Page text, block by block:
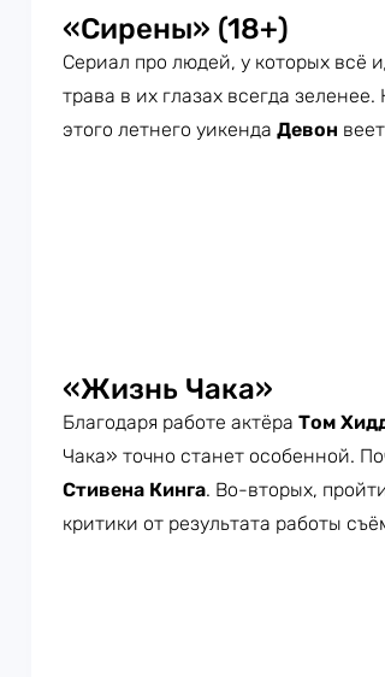
«Сирены» (18+)
Сериал про людей, у которых всё
трава в их глазах всегда
этого летнего уикенда Девон
«Жизнь Чака»
Благодаря работе актёра Том
Чака» точно станет особенной.
Стивена Кинга. Во-вторых,
критики от результата работы